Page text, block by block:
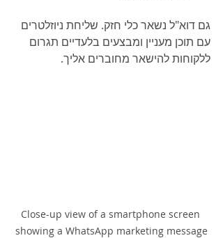
גם דוא"ל נשאר כלי חזק. שליחת ניוזלטרים
עם תוכן מעניין ומבצעים בלעדיים תגרום
ללקוחות להישאר מחוברים אליך.
Close-up view of a smartphone screen
showing a WhatsApp marketing message